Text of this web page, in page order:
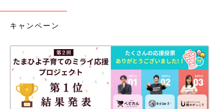
キャンペーン